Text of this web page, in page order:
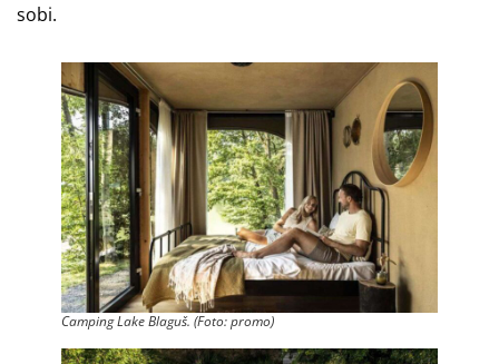
sobi.
Camping Lake Blaguš. (Foto: promo)